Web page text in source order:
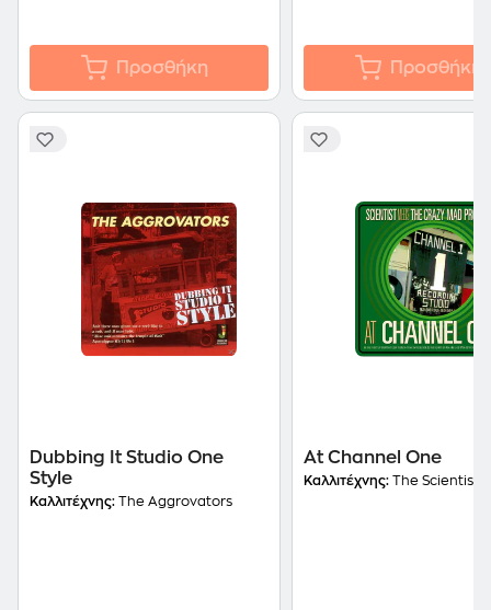
Προσθήκη Προσθήκη
Dubbing It Studio One
Style
Καλλιτέχνης: The Aggrovators
At Channel One
Καλλιτέχνης: The Scientist